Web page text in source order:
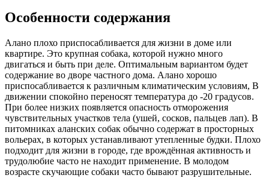
Особенности содержания
Алано плохо приспосабливается для жизни в доме или
квартире. Это крупная собака, которой нужно много
двигаться и быть при деле. Оптимальным вариантом будет
содержание во дворе частного дома. Алано хорошо
приспосабливается к различным климатическим условиям, В
движении спокойно переносят температура до -20 градусов.
При более низких появляется опасность отморожения
чувствительных участков тела (ушей, сосков, пальцев лап). В
питомниках аланских собак обычно содержат в просторных
вольерах, в которых устанавливают утепленные будки. Плохо
подходит для жизни в городе, где врождённая активность и
трудолюбие часто не находит применение. В молодом
возрасте скучающие собаки часто бывают разрушительные.